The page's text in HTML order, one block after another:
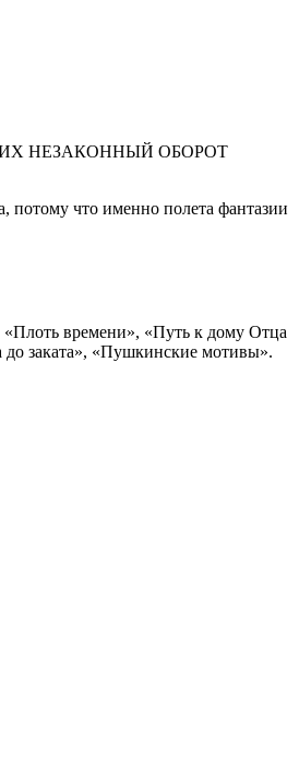
НЕЗАКОННЫЙ ОБОРОТ
потому что именно полета фантазии
времени», «Путь к дому Отца
заката», «Пушкинские мотивы».